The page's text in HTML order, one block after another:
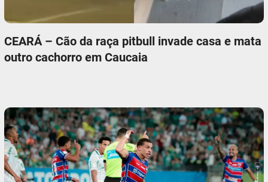
CEARÁ – Cão da raça pitbull invade casa e mata
outro cachorro em Caucaia